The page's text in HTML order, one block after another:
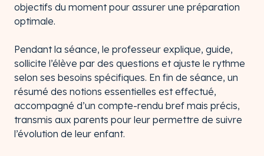
objectifs du moment pour assurer une préparation
optimale.
Pendant la séance, le professeur explique, guide,
sollicite l’élève par des questions et ajuste le rythme
selon ses besoins spécifiques. En fin de séance, un
résumé des notions essentielles est effectué,
accompagné d’un compte-rendu bref mais précis,
transmis aux parents pour leur permettre de suivre
l’évolution de leur enfant.